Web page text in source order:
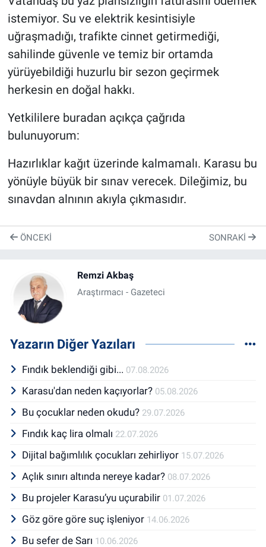
istemiyor. Su ve elektrik kesintisiyle
uğraşmadığı, trafikte cinnet getirmediği,
sahilinde güvenle ve temiz bir ortamda
yürüyebildiği huzurlu bir sezon geçirmek
herkesin en doğal hakkı.
​Yetkililere buradan açıkça çağrıda
bulunuyorum:
Hazırlıklar kağıt üzerinde kalmamalı. Karasu bu
yönüyle büyük bir sınav verecek. Dileğimiz, bu
sınavdan alnının akıyla çıkmasıdır.
ÖNCEKI SONRAKI
Remzi Akbaş
Araştırmacı - Gazeteci
Yazarın Diğer Yazıları
Fındık beklendiği gibi... 07.08.2026
Karasu'dan neden kaçıyorlar? 05.08.2026
Bu çocuklar neden okudu? 29.07.2026
Fındık kaç lira olmalı 22.07.2026
Dijital bağımlılık çocukları zehirliyor 15.07.2026
Açlık sınırı altında nereye kadar? 08.07.2026
Bu projeler Karasu’yu uçurabilir 01.07.2026
Göz göre göre suç işleniyor 14.06.2026
Bu sefer de Sarı 10.06.2026